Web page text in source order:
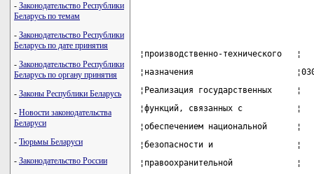
- Законодательство Республики
Беларусь по темам
- Законодательство Республики
Беларусь по дате принятия
- Законодательство Республики
Беларусь по органу принятия
- Законы Республики Беларусь
- Новости законодательства
Беларуси
- Тюрьмы Беларуси
- Законодательство России
¦производственно-
¦назначения
¦Реализация
¦функций, связанных с
¦обеспечением
¦безопасности и
¦правоохранительной